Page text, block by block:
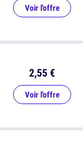
Voir l'offre
2,55 €
Voir l'offre